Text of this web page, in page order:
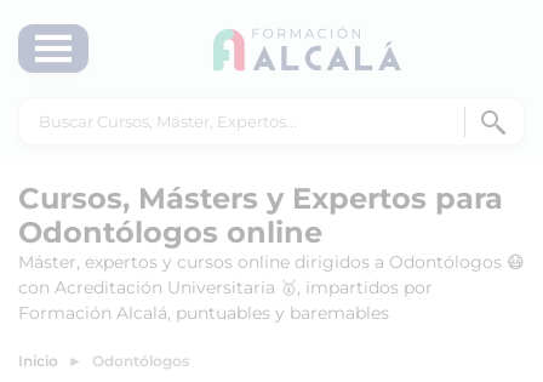
Cursos, Másters y Expertos para
Odontólogos online
Máster, expertos y cursos online dirigidos a Odontólogos 😷
con Acreditación Universitaria 🥇, impartidos por
Formación Alcalá, puntuables y baremables
Inicio Odontólogos